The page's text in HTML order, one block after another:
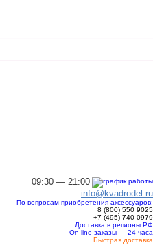
09:30 — 21:00
info@kvadrodel.ru
По вопросам приобретения аксессуаров:
8 (800) 550 9025
+7 (495) 740 0979
Доставка в регионы РФ
On-line заказы — 24 часа
Быстрая доставка